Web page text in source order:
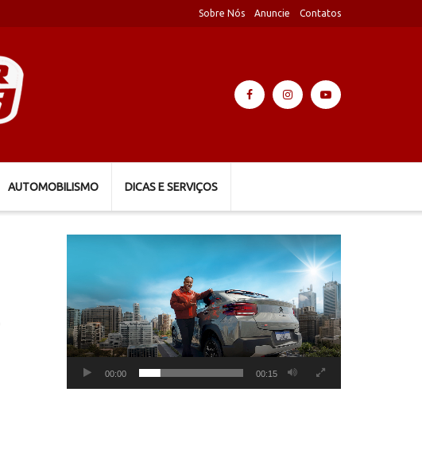
Sobre Nós Anuncie Contatos
AUTOMOBILISMO DICAS E SERVIÇOS
00:00 00:15